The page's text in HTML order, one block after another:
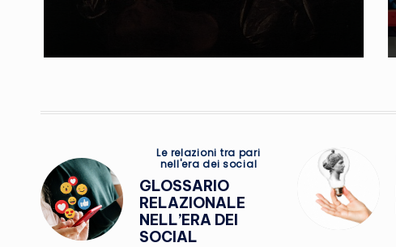
Posted
Le relazioni tra pari
nell'era dei social
GLOSSARIO
RELAZIONALE
NELL’ERA DEI
SOCIAL